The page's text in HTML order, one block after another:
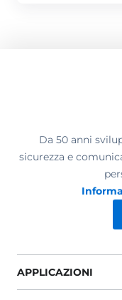
Da 50 anni
sicurezza e
APPLICAZIONI